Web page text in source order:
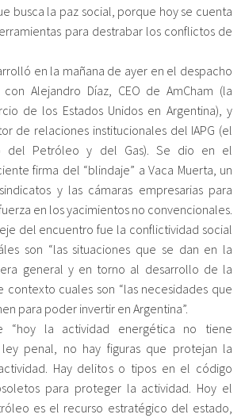
busca la paz social, porque hoy se cuenta
para destrabar los conflictos de
en la mañana de ayer en el despacho
Alejandro Díaz, CEO de AmCham (la
de los Estados Unidos en Argentina), y
de relaciones institucionales del IAPG (el
del Petróleo y del Gas). Se dio en el
firma del “blindaje” a Vaca Muerta, un
y las cámaras empresarias para
en los yacimientos no convencionales.
del encuentro fue la conflictividad social
son “las situaciones que se dan en la
general y en torno al desarrollo de la
contexto cuales son “las necesidades que
para poder invertir en Argentina”.
“hoy la actividad energética no tiene
penal, no hay figuras que protejan la
Hay delitos o tipos en el código
para proteger la actividad. Hoy el
es el recurso estratégico del estado,